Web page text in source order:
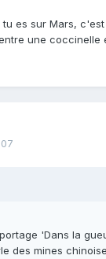
es sur Mars,
une coccinelle
'Dans la
des mines